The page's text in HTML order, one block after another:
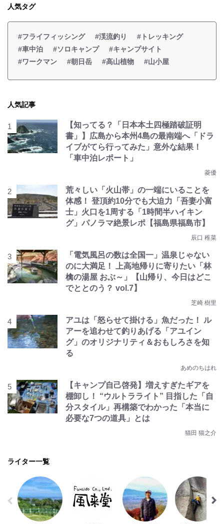
人気タグ
#フライフィッシング #渓流釣り
#トレッキング
#車中泊
#ソロキャンプ
#キャンプサイト
#ワークマン
#朝日岳 #高山植物 #山小屋
人気記事
【知ってる？「日本本土四極踏破証明
書」】広島から本州4島の最南端へ「ドラ
イブがてら行ってみた」意外な結果！
「車中泊レポート」
菱優
荒々しい「火山帯」の一端にいることを
体感！ 登頂約10分でも大迫力「吾妻小富
士」火口を1周する「1時間半ハイキン
グ」パノラマ絶景レポ【福島県福島市】
辰口 稚菜
「電気風呂の数は全国一」温泉じゃない
のに大満足！ 上高地帰りに寄りたい「林
檎の湯屋 おぶ～」【山帰り、今日はどこ
でととのう？ vol.7】
芝崎 樹里
アユは「怒らせて掛ける」魚だった！ ル
アーを追わせて釣りあげる「アユイン
グ」のオリジナリティ＆おもしろさを知
る
あめのちはれ
【キャンプ自己啓発】増えすぎたギアを
棚卸し！ “ウルトラライト” 目指した「自
分スタイル」再構築でわかった「本当に
必要な7つの道具」とは
猫田 猫之介
ライター一覧